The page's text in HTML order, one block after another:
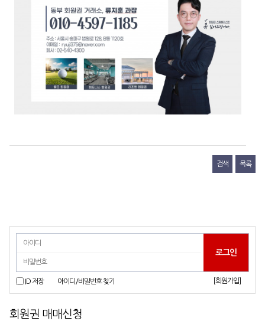
검색 목록
ID 저장 아이디/비밀번호 찾기 [회원가입]
회원권 매매신청